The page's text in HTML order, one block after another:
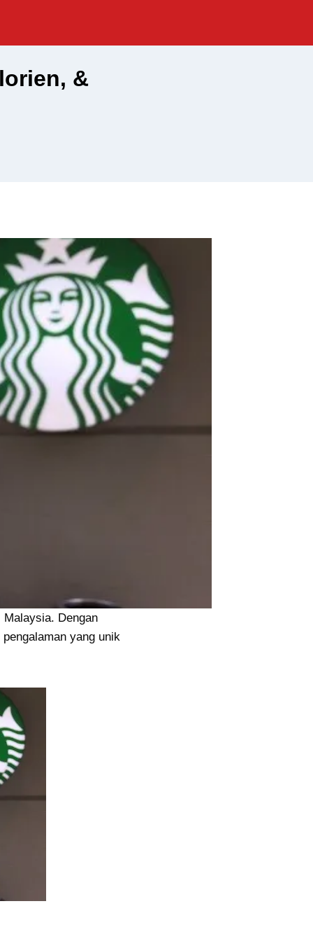
&
Dengan
yang unik